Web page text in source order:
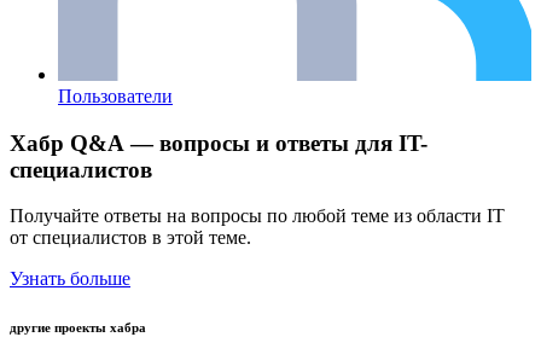
Пользователи
Хабр Q&A — вопросы и ответы для IT-
специалистов
Получайте ответы на вопросы по любой теме из области IT
от специалистов в этой теме.
Узнать больше
другие проекты хабра